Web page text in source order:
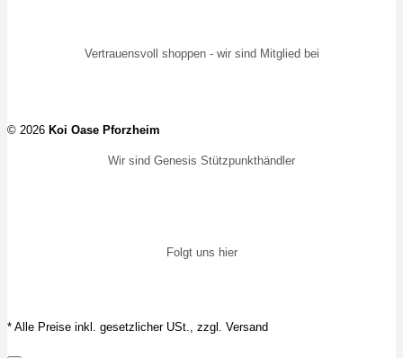
Vertrauensvoll shoppen - wir sind Mitglied bei
© 2026 Koi Oase Pforzheim
Wir sind Genesis Stützpunkthändler
Folgt uns hier
* Alle Preise inkl. gesetzlicher USt., zzgl. Versand